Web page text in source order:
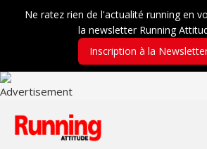
Ne ratez rien de l'actualité running en
la newsletter Running
Inscription à la